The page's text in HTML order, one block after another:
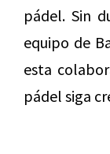
pádel. Sin
equipo de
esta
pádel siga